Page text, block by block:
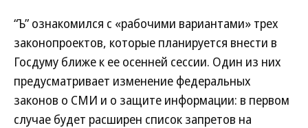
“Ъ” ознакомился с «рабочими вариантами» трех
законопроектов, которые планируется внести в
Госдуму ближе к ее осенней сессии. Один из них
предусматривает изменение федеральных
законов о СМИ и о защите информации: в первом
случае будет расширен список запретов на